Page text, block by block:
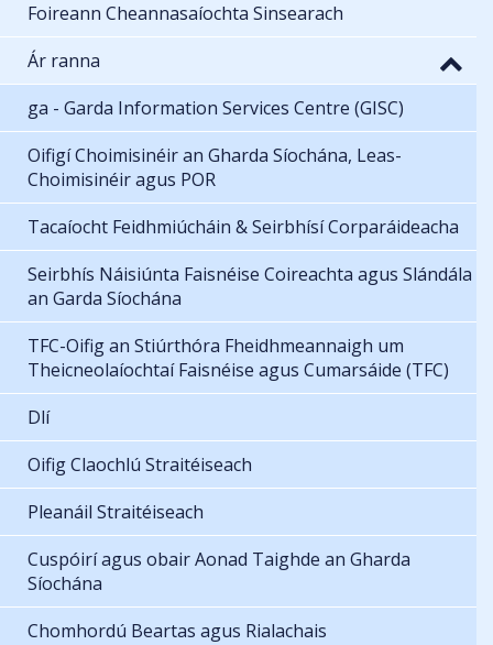
Foireann Cheannasaíochta Sinsearach
Ár ranna
ga - Garda Information Services Centre (GISC)
Oifigí Choimisinéir an Gharda Síochána, Leas-
Choimisinéir agus POR
Tacaíocht Feidhmiúcháin & Seirbhísí Corparáideacha
Seirbhís Náisiúnta Faisnéise Coireachta agus Slándála
an Garda Síochána
TFC-Oifig an Stiúrthóra Fheidhmeannaigh um
Theicneolaíochtaí Faisnéise agus Cumarsáide (TFC)
Dlí
Oifig Claochlú Straitéiseach
Pleanáil Straitéiseach
Cuspóirí agus obair Aonad Taighde an Gharda
Síochána
Chomhordú Beartas agus Rialachais